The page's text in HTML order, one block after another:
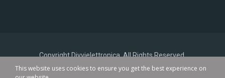
Copyright Divvielettronica. All Rights Reserved.
This website uses cookies to ensure you get the best experience on